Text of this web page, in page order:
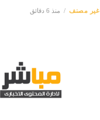
غير مصنف منذ 6 دقائق